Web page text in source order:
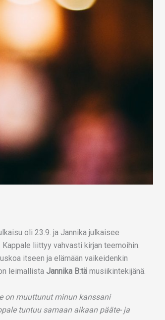
oli 23.9. ja Jannika julkaisee
liittyy vahvasti kirjan teemoihin.
itseen ja elämään vaikeidenkin
leimallista Jannika B:tä musiikintekijänä.
on muuttunut minun kanssani
tuntuu samaan aikaan pääte- ja